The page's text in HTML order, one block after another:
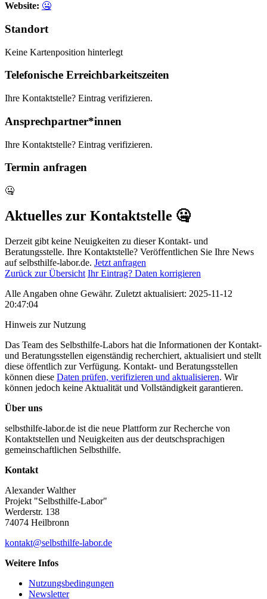
Website: 🤐
Standort
Keine Kartenposition hinterlegt
Telefonische Erreichbarkeitszeiten
Ihre Kontaktstelle? Eintrag verifizieren.
Ansprechpartner*innen
Ihre Kontaktstelle? Eintrag verifizieren.
Termin anfragen
🤐
Aktuelles zur Kontaktstelle 🤐
Derzeit gibt keine Neuigkeiten zu dieser Kontakt- und
Beratungsstelle. Ihre Kontaktstelle? Veröffentlichen Sie Ihre News
auf selbsthilfe-labor.de. Jetzt anfragen
Zurück zur Übersicht Ihr Eintrag? Daten korrigieren
Alle Angaben ohne Gewähr. Zuletzt aktualisiert: 2025-11-12
20:47:04
Hinweis zur Nutzung
Das Team des Selbsthilfe-Labors hat die Informationen der Kontakt-
und Beratungsstellen eigenständig recherchiert, aktualisiert und stellt
diese öffentlich zur Verfügung. Kontakt- und Beratungsstellen
können diese Daten prüfen, verifizieren und aktualisieren. Wir
können jedoch keine Aktualität und Vollständigkeit garantieren.
Über uns
selbsthilfe-labor.de ist die neue Plattform zur Recherche von
Kontaktstellen und Neuigkeiten aus der deutschsprachigen
gemeinschaftlichen Selbsthilfe.
Kontakt
Alexander Walther
Projekt "Selbsthilfe-Labor"
Werderstr. 138
74074 Heilbronn
kontakt@selbsthilfe-labor.de
Weitere Infos
Nutzungsbedingungen
Newsletter